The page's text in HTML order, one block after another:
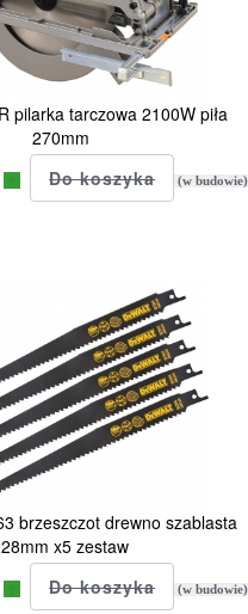
pilarka tarczowa 2100W piła
270mm
(w budowie)
brzeszczot drewno szablasta
x5 zestaw
(w budowie)